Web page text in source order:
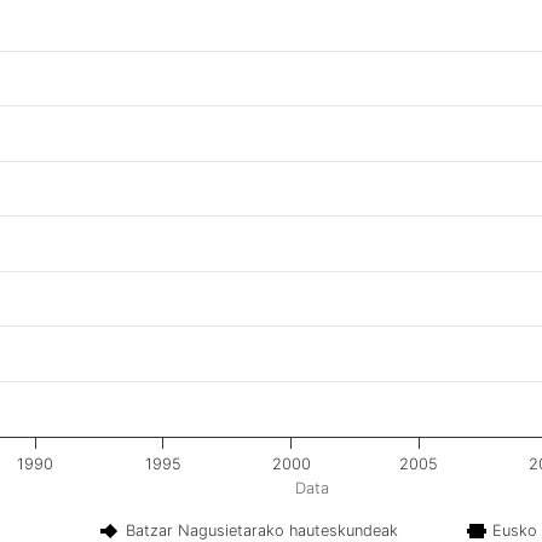
Data
Batzar Nagusietarako hauteskundeak
1990 1995 2000 2005